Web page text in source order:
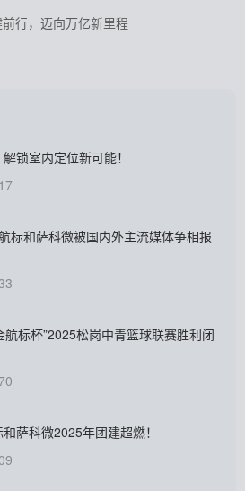
行，迈向万亿新里程
锁室内定位新可能！
标和萨科微被国内外主流媒体争相报
航标杯”2025松岗中青篮球联赛胜利闭
萨科微2025年团建超燃！